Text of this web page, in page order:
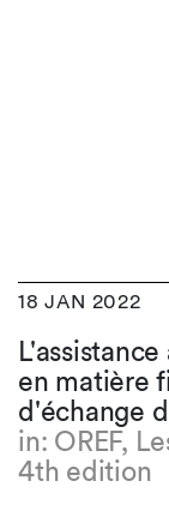
18 JAN 2022
en matière
d'échange
in: OREF,
4th edition